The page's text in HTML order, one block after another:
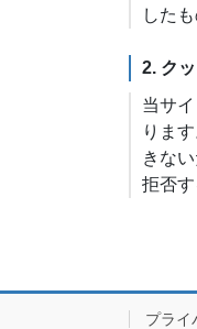
した
2. ク
当サ
りま
きな
拒否す
プライ